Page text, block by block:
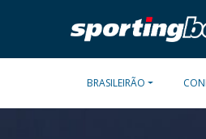
BRASILEIRÃO